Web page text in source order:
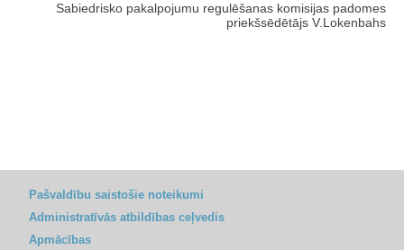
Sabiedrisko pakalpojumu regulēšanas komisijas padomes
priekšsēdētājs V.Lokenbahs
Pašvaldību saistošie noteikumi
Administratīvās atbildības ceļvedis
Apmācības